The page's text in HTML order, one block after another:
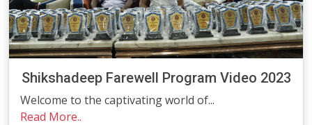
Shikshadeep Farewell Program Video 2023
Welcome to the captivating world of...
Read More..